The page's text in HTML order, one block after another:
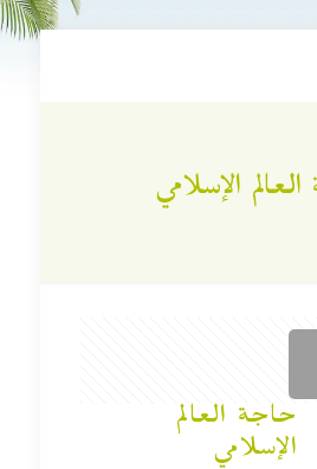
الإسلامي
حاجة العالم
الإسلامي